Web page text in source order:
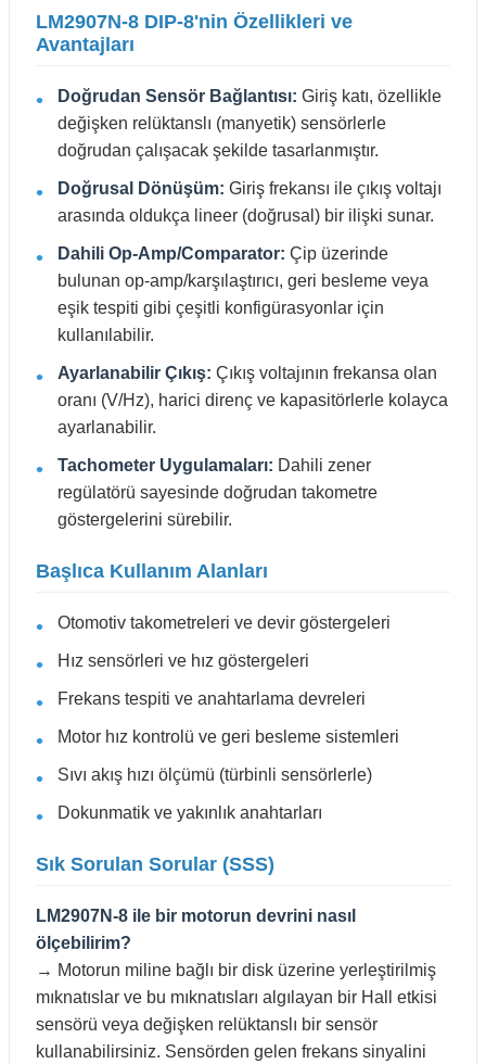
LM2907N-8 DIP-8'nin Özellikleri ve
Avantajları
Doğrudan Sensör Bağlantısı: Giriş katı, özellikle
değişken relüktanslı (manyetik) sensörlerle
doğrudan çalışacak şekilde tasarlanmıştır.
Doğrusal Dönüşüm: Giriş frekansı ile çıkış voltajı
arasında oldukça lineer (doğrusal) bir ilişki sunar.
Dahili Op-Amp/Comparator: Çip üzerinde
bulunan op-amp/karşılaştırıcı, geri besleme veya
eşik tespiti gibi çeşitli konfigürasyonlar için
kullanılabilir.
Ayarlanabilir Çıkış: Çıkış voltajının frekansa olan
oranı (V/Hz), harici direnç ve kapasitörlerle kolayca
ayarlanabilir.
Tachometer Uygulamaları: Dahili zener
regülatörü sayesinde doğrudan takometre
göstergelerini sürebilir.
Başlıca Kullanım Alanları
Otomotiv takometreleri ve devir göstergeleri
Hız sensörleri ve hız göstergeleri
Frekans tespiti ve anahtarlama devreleri
Motor hız kontrolü ve geri besleme sistemleri
Sıvı akış hızı ölçümü (türbinli sensörlerle)
Dokunmatik ve yakınlık anahtarları
Sık Sorulan Sorular (SSS)
LM2907N-8 ile bir motorun devrini nasıl
ölçebilirim?
→ Motorun miline bağlı bir disk üzerine yerleştirilmiş
mıknatıslar ve bu mıknatısları algılayan bir Hall etkisi
sensörü veya değişken relüktanslı bir sensör
kullanabilirsiniz. Sensörden gelen frekans sinyalini